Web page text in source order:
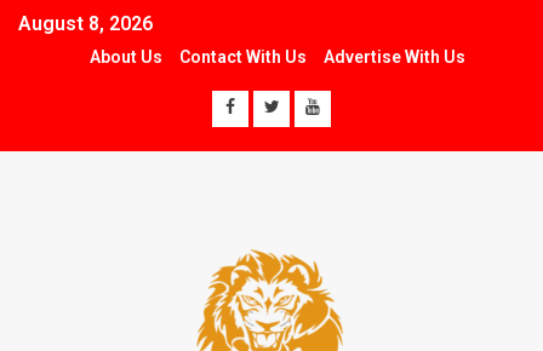
August 8, 2026
About Us Contact With Us Advertise With Us